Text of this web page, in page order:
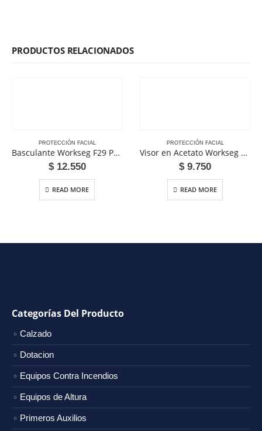
PRODUCTOS RELACIONADOS
PROTECCIÓN FACIAL
Basculante Workseg F29 Para Ensamblar Visor en Casco
$12.550
READ MORE
PROTECCIÓN FACIAL
Visor en Acetato Workseg F20V con Borde Metalico
$9.750
READ MORE
Categorías Del Producto
Calzado
Dotacion
Equipos Contra Incendios
Equipos de Altura
Primeros Auxilios